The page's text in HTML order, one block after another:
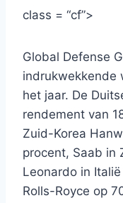
class = “cf”>
Global Defense
indrukwekkende
het jaar. De
rendement van
Zuid-Korea
procent, Saab in
Leonardo in
Rolls-Royce op